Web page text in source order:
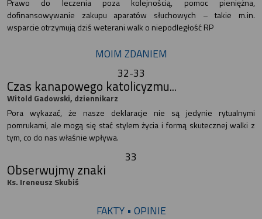
Prawo do leczenia poza kolejnością, pomoc pieniężna,
dofinansowywanie zakupu aparatów słuchowych – takie m.in.
wsparcie otrzymują dziś weterani walk o niepodległość RP
MOIM ZDANIEM
32-33
Czas kanapowego katolicyzmu...
Witold Gadowski, dziennikarz
Pora wykazać, że nasze deklaracje nie są jedynie rytualnymi
pomrukami, ale mogą się stać stylem życia i formą skutecznej walki z
tym, co do nas właśnie wpływa.
33
Obserwujmy znaki
Ks. Ireneusz Skubiś
FAKTY • OPINIE